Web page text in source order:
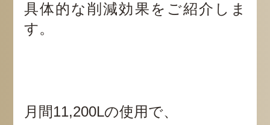
具体的な削減効果をご紹介しま
す。
月間11,200Lの使用で、